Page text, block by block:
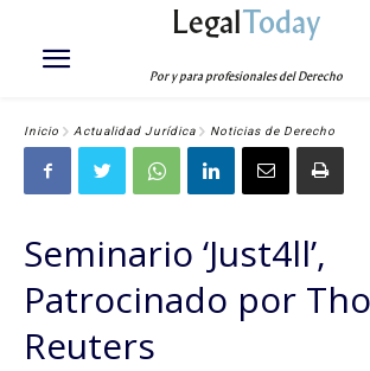
LegalToday
Por y para profesionales del Derecho
Inicio Actualidad Jurídica Noticias de Derecho
Seminario ‘Just4ll’,
Patrocinado por
Reuters